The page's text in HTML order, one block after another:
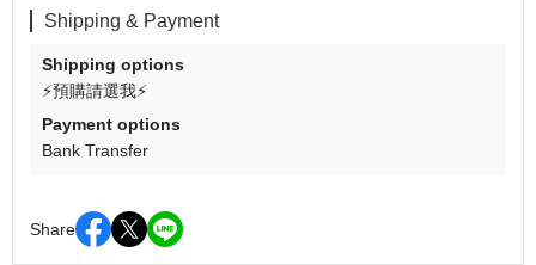
Shipping & Payment
Shipping options
⚡預購請選我⚡
Payment options
Bank Transfer
Share